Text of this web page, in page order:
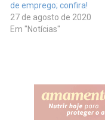
de emprego; confira!
27 de agosto de 2020
Em "Notícias"